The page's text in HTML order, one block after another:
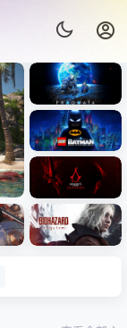
《识质存
在/PRAG
MATA》
免安装中
文版
《乐高蝙
蝠侠：黑
暗骑士之